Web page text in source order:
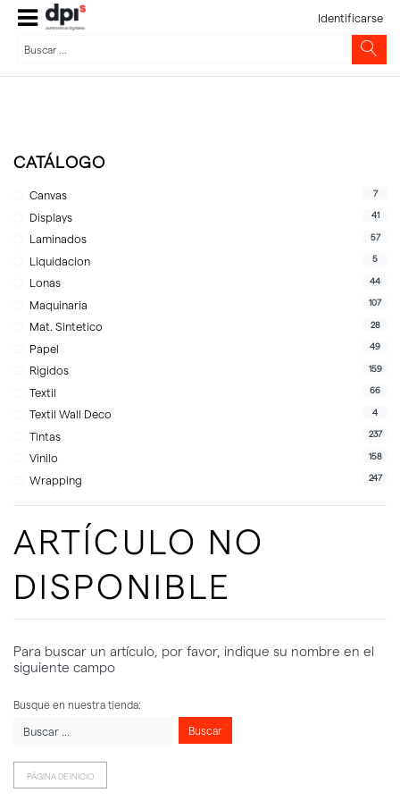
Identificarse
CATÁLOGO
Canvas 7
Displays 41
Laminados 57
Liquidacion 5
Lonas 44
Maquinaria 107
Mat. Sintetico 28
Papel 49
Rigidos 159
Textil 66
Textil Wall Deco 4
Tintas 237
Vinilo 158
Wrapping 247
ARTÍCULO NO
DISPONIBLE
Para buscar un artículo, por favor, indique su nombre en el
siguiente campo
Busque en nuestra tienda:
Buscar
PÁGINA DE INICIO